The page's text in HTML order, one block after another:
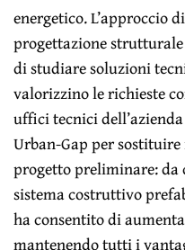
energetico. L’approccio
progettazione strutturale
di studiare soluzioni
valorizzino le richieste
uffici tecnici
Urban-Gap per
progetto preliminare: da
sistema costruttivo
ha consentito di
mantenendo tutti i